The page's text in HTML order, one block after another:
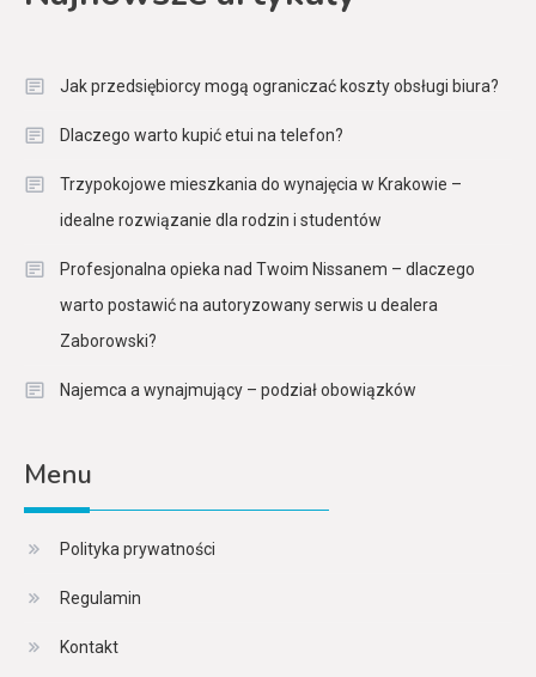
Jak przedsiębiorcy mogą ograniczać koszty obsługi biura?
Dlaczego warto kupić etui na telefon?
Trzypokojowe mieszkania do wynajęcia w Krakowie –
idealne rozwiązanie dla rodzin i studentów
Profesjonalna opieka nad Twoim Nissanem – dlaczego
warto postawić na autoryzowany serwis u dealera
Zaborowski?
Najemca a wynajmujący – podział obowiązków
Menu
Polityka prywatności
Regulamin
Kontakt